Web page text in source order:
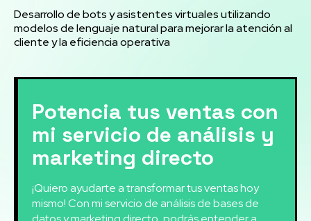
Desarrollo de bots y asistentes virtuales utilizando
modelos de lenguaje natural para mejorar la atención al
cliente y la eficiencia operativa
Potencia tus ventas con
mi servicio de análisis y
marketing directo
¡Quiero ayudarte a transformar tus ventas hoy
mismo! Con mi servicio de análisis de bases de